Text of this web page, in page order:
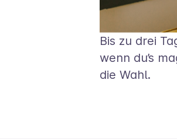
Bis zu drei
wenn du’s
die Wahl.